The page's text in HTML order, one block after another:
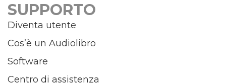
SUPPORTO
Diventa utente
Cos’è un Audiolibro
Software
Centro di assistenza